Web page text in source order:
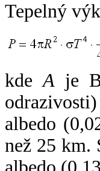
Tepelný
kdeA je
albedo
než 25 km.